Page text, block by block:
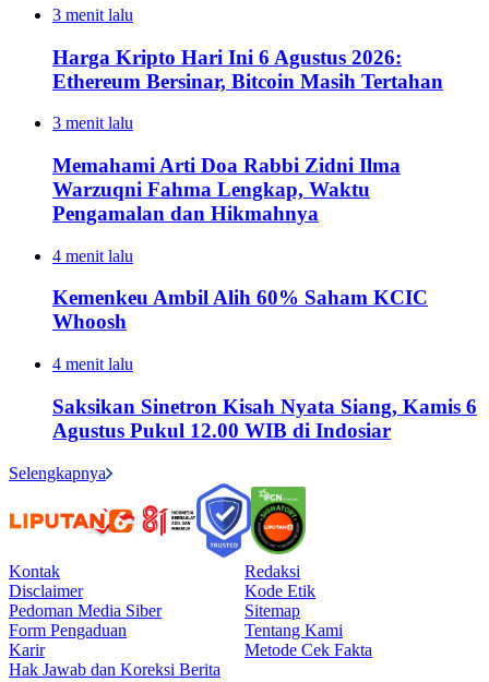
3 menit lalu
Harga Kripto Hari Ini 6 Agustus 2026:
Ethereum Bersinar, Bitcoin Masih Tertahan
3 menit lalu
Memahami Arti Doa Rabbi Zidni Ilma
Warzuqni Fahma Lengkap, Waktu
Pengamalan dan Hikmahnya
4 menit lalu
Kemenkeu Ambil Alih 60% Saham KCIC
Whoosh
4 menit lalu
Saksikan Sinetron Kisah Nyata Siang, Kamis 6
Agustus Pukul 12.00 WIB di Indosiar
Selengkapnya
Kontak
Redaksi
Disclaimer
Kode Etik
Pedoman Media Siber
Sitemap
Form Pengaduan
Tentang Kami
Karir
Metode Cek Fakta
Hak Jawab dan Koreksi Berita